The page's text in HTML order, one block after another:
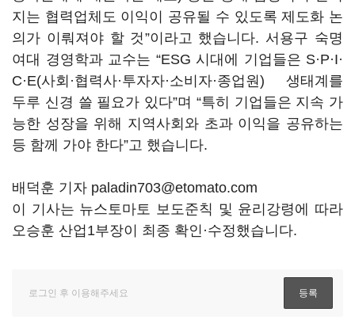
지는 협력업체도 이익이 공유될 수 있도록 제도화 논
의가 이뤄져야 할 것”이라고 했습니다. 서용구 숙명
여대 경영학과 교수는 “ESG 시대에 기업들은 S·P·I·
C·E(사회·협력사·투자자·소비자·종업원) 생태계를
두루 신경 쓸 필요가 있다”며 “특히 기업들은 지속 가
능한 성장을 위해 지역사회와 초과 이익을 공유하는
등 함께 가야 한다”고 했습니다.
배덕훈 기자 paladin703@etomato.com
이 기사는 뉴스토마토 보도준칙 및 윤리강령에 따라
오승훈 산업1부장이 최종 확인·수정했습니다.